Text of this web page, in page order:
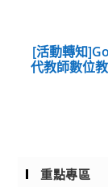
[活動轉知
代教師數位
重點專區